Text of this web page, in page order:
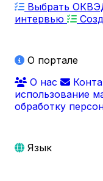
Выбрать
интервью
О портале
О нас
использование
обработку
Язык